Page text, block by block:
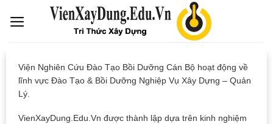
Viện Nghiên Cứu Đào Tạo Bồi Dưỡng Cán Bộ hoạt động về
lĩnh vực Đào Tạo & Bồi Dưỡng Nghiệp Vụ Xây Dựng – Quản
Lý.
VienXayDung.Edu.Vn được thành lập dựa trên kinh nghiệm